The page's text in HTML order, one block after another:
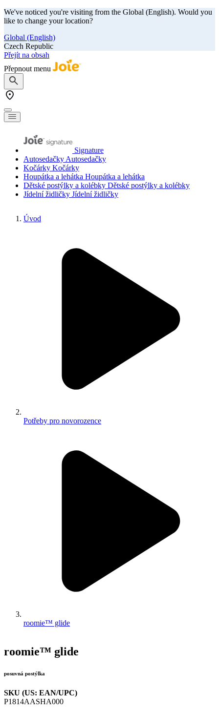
We've noticed you're visiting from the Global (English). Would you
like to change your location?
Global (English)
Czech Republic
Přejít na obsah
Přepnout menu
Signature
Autosedačky Autosedačky
Kočárky Kočárky
Houpátka a lehátka Houpátka a lehátka
Dětské postýlky a kolébky Dětské postýlky a kolébky
Jídelní židličky Jídelní židličky
Úvod
Potřeby pro novorozence
roomie™ glide
roomie™ glide
posuvná postýlka
SKU (US: EAN/UPC)
P1814AASHA000